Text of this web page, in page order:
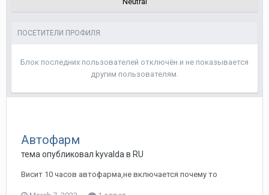
ПОСЕТИТЕЛИ ПРОФИЛЯ
Блок последних пользователей отключён и не показывается
другим пользователям.
Автофарм
тема опубликовал kyvalda в RU
Висит 10 часов автофарма,не включается почему то